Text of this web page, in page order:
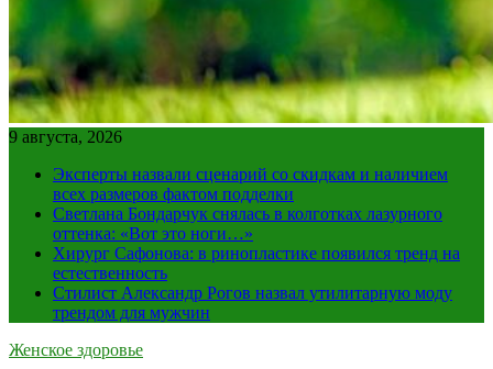
9 августа, 2026
Эксперты назвали сценарий со скидкам и наличием
всех размеров фактом подделки
Светлана Бондарчук снялась в колготках лазурного
оттенка: «Вот это ноги…»
Хирург Сафонова: в ринопластике появился тренд на
естественность
Стилист Александр Рогов назвал утилитарную моду
трендом для мужчин
Женское здоровье